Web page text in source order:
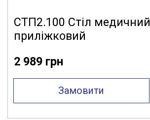
СТП2.100 Стіл медичний
приліжковий
2 989 грн
Замовити